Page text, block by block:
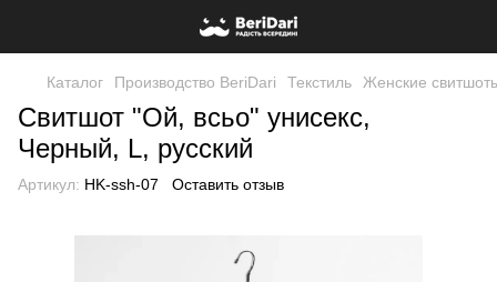
Каталог Производство BeriDari Текстиль Женские
Свитшот "Ой, всьо" унисекс,
Черный, L, русский
Артикул: HK-ssh-07 Оставить отзыв